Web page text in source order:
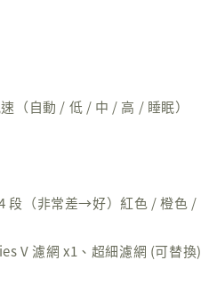
（自動 / 低 / 中 / 高 / 睡眠）
段（非常差→好）紅色 / 橙色 /
V 濾網 x1、超細濾網 (可替換)